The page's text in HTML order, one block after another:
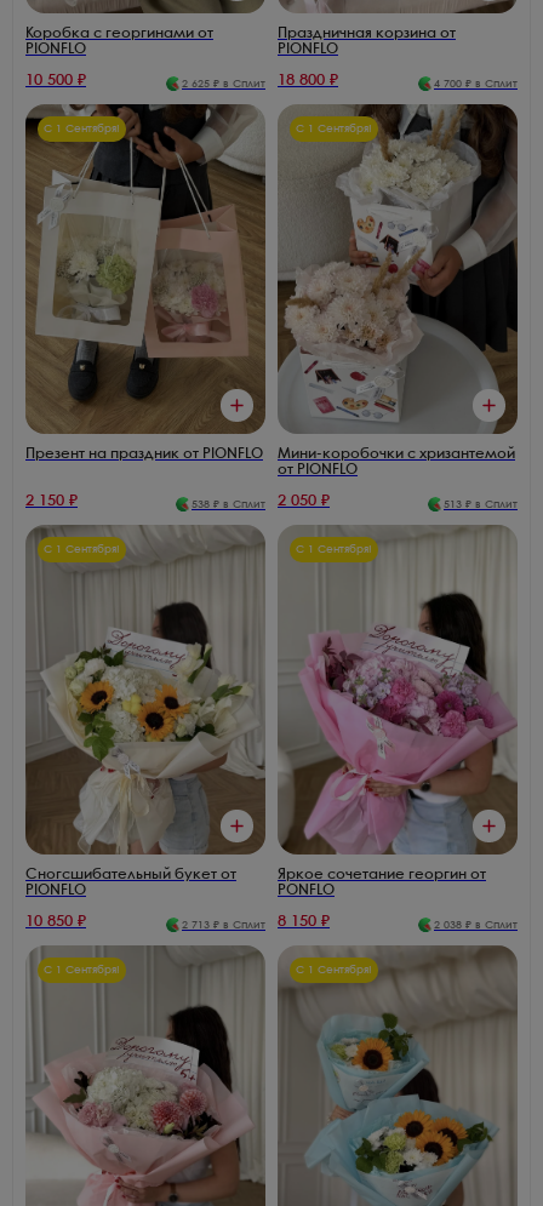
Коробка с георгинами от
PIONFLO
10 500 ₽ 2 625 ₽ в Сплит
Праздничная корзина от
PIONFLO
18 800 ₽ 4 700 ₽ в Сплит
С 1 Сентября!
Презент на праздник от PIONFLO
2 150 ₽ 538 ₽ в Сплит
С 1 Сентября!
Мини-коробочки с хризантемой
от PIONFLO
2 050 ₽ 513 ₽ в Сплит
С 1 Сентября!
Сногсшибательный букет от
PIONFLO
10 850 ₽ 2 713 ₽ в Сплит
С 1 Сентября!
Яркое сочетание георгин от
PONFLO
8 150 ₽ 2 038 ₽ в Сплит
С 1 Сентября! С 1 Сентября!